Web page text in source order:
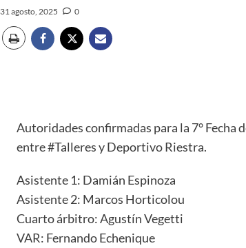
31 agosto, 2025 0
Autoridades confirmadas para la 7° Fecha
entre#Talleresy Deportivo Riestra.
Asistente 1: Damián Espinoza
Asistente 2: Marcos Horticolou
Cuarto árbitro: Agustín Vegetti
VAR: Fernando Echenique